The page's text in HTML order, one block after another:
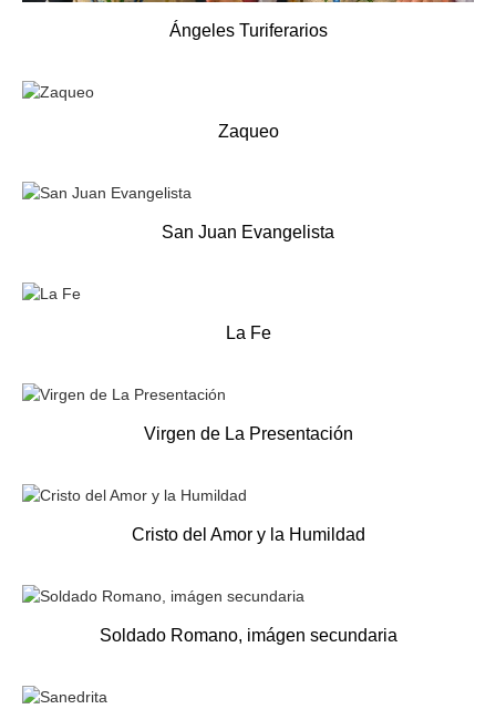
Ángeles Turiferarios
Zaqueo
San Juan Evangelista
La Fe
Virgen de La Presentación
Cristo del Amor y la Humildad
Soldado Romano, imágen secundaria